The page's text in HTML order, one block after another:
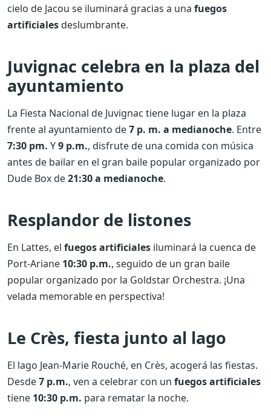
cielo de Jacou se iluminará gracias a una fuegos
artificialesdeslumbrante.
Juvignac celebra en la plaza del
ayuntamiento
La Fiesta Nacional de Juvignac tiene lugar en la plaza
frente al ayuntamiento de7 p. m. a medianoche. Entre
7:30 pm. Y9 p.m., disfrute de una comida con música
antes de bailar en el gran baile popular organizado por
Dude Box de21:30 a medianoche.
Resplandor de listones
En Lattes, el fuegos artificiales iluminará la cuenca de
Port-Ariane 10:30 p.m., seguido de un gran baile
popular organizado por la Goldstar Orchestra. ¡Una
velada memorable en perspectiva!
Le Crès, fiesta junto al lago
El lago Jean-Marie Rouché, en Crès, acogerá las fiestas.
Desde7 p.m., ven a celebrar con un fuegos artificiales
tiene 10:30 p.m. para rematar la noche.